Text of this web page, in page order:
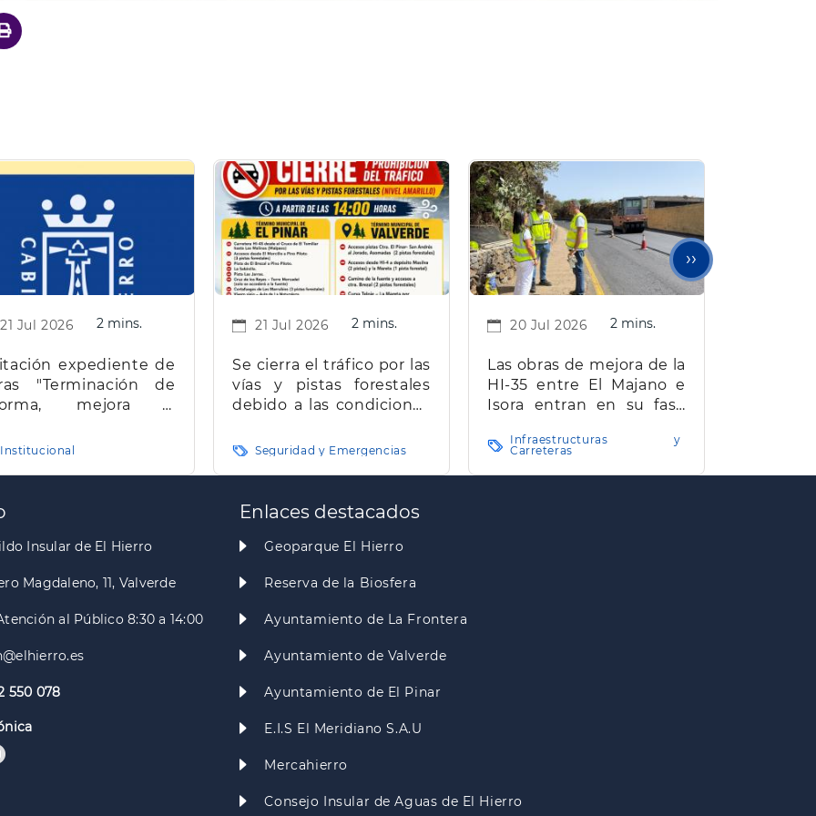
21 Jul 2026 2 mins.
expediente de
"Terminación de
mejora y
de Mayores
Institucional
21 Jul 2026 2 mins.
Se cierra el tráfico por las
vías y pistas forestales
debido a las condiciones
Seguridad y Emergencias
20 Jul 2026 2 mins.
Las obras de mejora de la
HI-35 entre El Majano e
Isora entran en su fase
agosto
Infraestructuras y
Carreteras
Siguiente
página
››
Insular de El Hierro
Magdaleno, 11, Valverde
al Público 8:30 a 14:00
550 078
Enlaces destacados
Geoparque El Hierro
Reserva de la Biosfera
Ayuntamiento de La Frontera
Ayuntamiento de Valverde
Ayuntamiento de El Pinar
E.I.S El Meridiano S.A.U
Mercahierro
Consejo Insular de Aguas de El Hierro